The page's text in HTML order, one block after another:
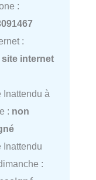
:
:
internet
Inattendu à
: non
Inattendu
: